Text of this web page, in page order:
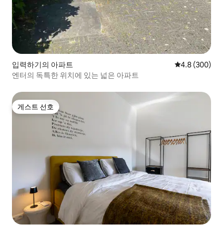
입력하기의 아파트 평점 4.8점(5
4.8 (300)
엔터의 독특한 위치에 있는 넓은 아파트
게스트 선호
게스트 선호